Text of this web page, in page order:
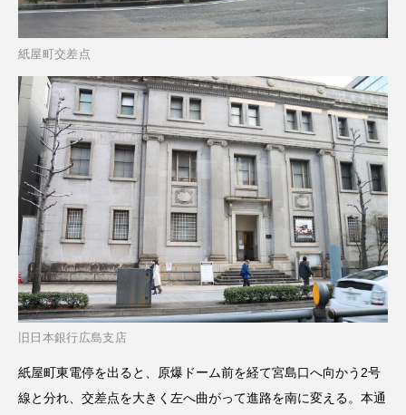
紙屋町交差点
旧日本銀行広島支店
紙屋町東電停を出ると、原爆ドーム前を経て宮島口へ向かう2号
線と分れ、交差点を大きく左へ曲がって進路を南に変える。本通